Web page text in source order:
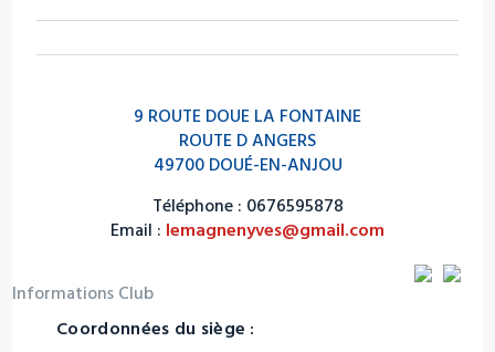
9 ROUTE DOUE LA FONTAINE
ROUTE D ANGERS
49700 DOUÉ-EN-ANJOU
Téléphone : 0676595878
Email : lemagnenyves@gmail.com
Informations Club
Coordonnées du siège :